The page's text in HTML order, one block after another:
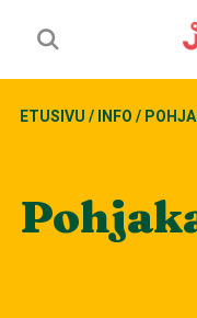
ETUSIVU / INFO /